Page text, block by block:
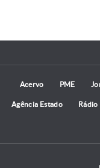
Acervo PME
Agência Estado